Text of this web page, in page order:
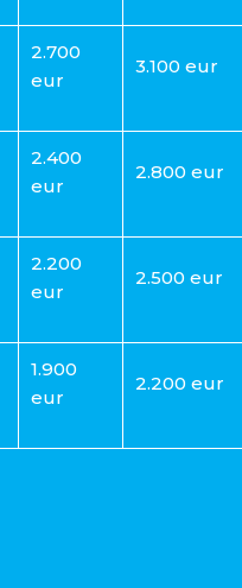
2.700
eur
3.100 eur
2.400
eur
2.800 eur
2.200
eur
2.500 eur
1.900
eur
2.200 eur